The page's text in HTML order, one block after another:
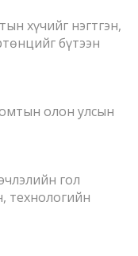
хүчийг нэгтгэн,
бүтээн
олон улсын
гол
технологийн